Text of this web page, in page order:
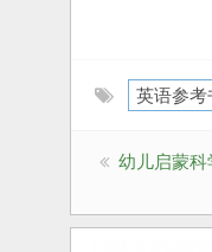
英语参考
幼儿启蒙